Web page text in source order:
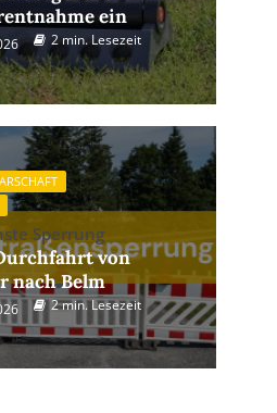
ein
2 min. Lesezeit
Sperrung
von
nach Belm
2 min. Lesezeit